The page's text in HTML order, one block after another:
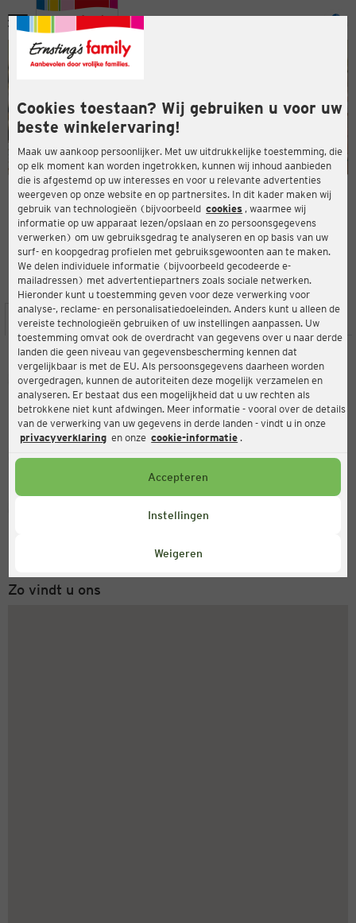
Cookies toestaan? Wij gebruiken u voor uw
beste winkelervaring!
Maak uw aankoop persoonlijker. Met uw uitdrukkelijke toestemming, die
op elk moment kan worden ingetrokken, kunnen wij inhoud aanbieden
die is afgestemd op uw interesses en voor u relevante advertenties
weergeven op onze website en op partnersites. In dit kader maken wij
gebruik van technologieën (bijvoorbeeld cookies , waarmee wij
informatie op uw apparaat lezen/opslaan en zo persoonsgegevens
verwerken) om uw gebruiksgedrag te analyseren en op basis van uw
surf- en koopgedrag profielen met gebruiksgewoonten aan te maken.
We delen individuele informatie (bijvoorbeeld gecodeerde e-
mailadressen) met advertentiepartners zoals sociale netwerken.
Hieronder kunt u toestemming geven voor deze verwerking voor
analyse-, reclame- en personalisatiedoeleinden. Anders kunt u alleen de
vereiste technologieën gebruiken of uw instellingen aanpassen. Uw
toestemming omvat ook de overdracht van gegevens over u naar derde
landen die geen niveau van gegevensbescherming kennen dat
vergelijkbaar is met de EU. Als persoonsgegevens daarheen worden
overgedragen, kunnen de autoriteiten deze mogelijk verzamelen en
analyseren. Er bestaat dus een mogelijkheid dat u uw rechten als
betrokkene niet kunt afdwingen. Meer informatie - vooral over de details
van de verwerking van uw gegevens in derde landen - vindt u in onze
privacyverklaring en onze cookie-informatie .
Accepteren
Instellingen
Weigeren
Menu
ERNSTING'S FAMILY-WINKEL
Hauptstraße 355a
55743 Idar-Oberstein
3,9
Beoordeling:
LOCATIE SERVICES ASSORTIMENT ACTIES
Ernsting's family
Hauptstraße 355a, 55743 Idar-Oberstein
Gesloten
Servicenummer
Maandag tot vrijdag 8-18 uur
Zo vindt u ons